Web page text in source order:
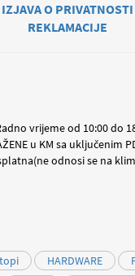
IZJAVA O PRIVATNOSTI
REKLAMACIJE
vrijeme od 10:00 do
u KM sa uključenim
odnosi se na
HARDWARE